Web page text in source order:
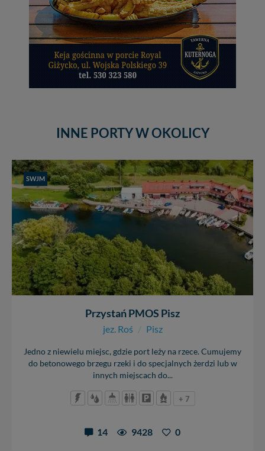
INNE PORTY W OKOLICY
SWJM
Przystań PMOS Pisz
jez. Roś / Pisz
Jedno z niewielu miejsc, gdzie port leży na rzece. Cumujemy
do betonowego brzegu rzeki i do specjalnych żerdzi lub w
innych miejscach do...
+ 7
14 9428 0